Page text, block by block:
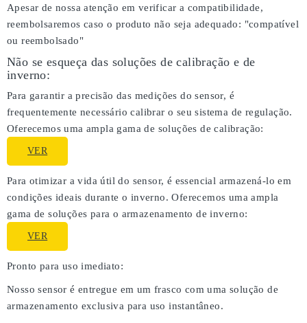
Apesar de nossa atenção em verificar a compatibilidade,
reembolsaremos caso o produto não seja adequado: "compatível
ou reembolsado"
Não se esqueça das soluções de calibração e de
inverno:
Para garantir a precisão das medições do sensor, é
frequentemente necessário calibrar o seu sistema de regulação.
Oferecemos uma ampla gama de soluções de calibração:
VER
Para otimizar a vida útil do sensor, é essencial armazená-lo em
condições ideais durante o inverno. Oferecemos uma ampla
gama de soluções para o armazenamento de inverno:
VER
Pronto para uso imediato:
Nosso sensor é entregue em um frasco com uma solução de
armazenamento exclusiva para uso instantâneo.